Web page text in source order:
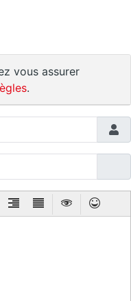
vous assurer
.